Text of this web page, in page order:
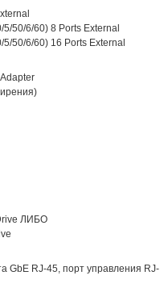
50/6/60) 8 Ports External
50/6/60) 16 Ports External
ЛИБО
GbE RJ-45, порт управления RJ-